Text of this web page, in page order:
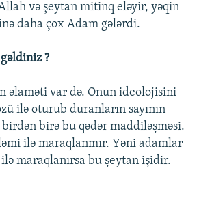
və şeytan mitinq eləyir, yəqin
daha çox Adam gələrdi.
?
əlaməti var də. Onun ideolojisini
ilə oturub duranların sayının
birə bu qədər maddiləşməsi.
ilə maraqlanmır. Yəni adamlar
maraqlanırsa bu şeytan işidir.